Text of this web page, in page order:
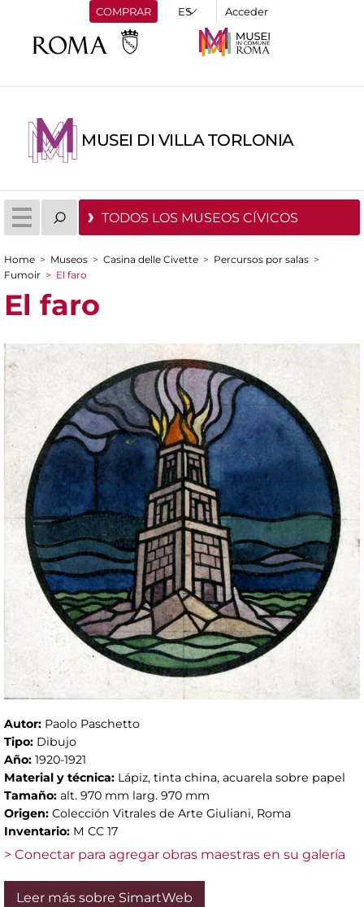
COMPRAR Acceder
MUSEI DI VILLA TORLONIA
TODOS LOS MUSEOS CÍVICOS
You are here
Home > Museos > Casina delle Civette > Percursos por salas >
Fumoir > El faro
El faro
Autor: Paolo Paschetto
Tipo: Dibujo
Año: 1920-1921
Material y técnica: Lápiz, tinta china, acuarela sobre papel
Tamaño: alt. 970 mm larg. 970 mm
Origen: Colección Vitrales de Arte Giuliani, Roma
Inventario: M CC 17
> Conectar para agregar obras maestras en su galería
Leer más sobre SimartWeb